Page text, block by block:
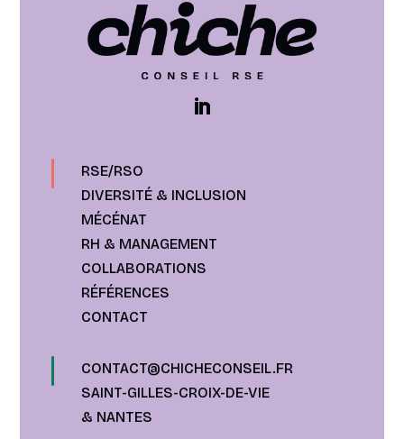
RSE/RSO
DIVERSITÉ & INCLUSION
MÉCÉNAT
RH & MANAGEMENT
COLLABORATIONS
RÉFÉRENCES
CONTACT
CONTACT@CHICHECONSEIL.FR
SAINT-GILLES-CROIX-DE-VIE
& NANTES